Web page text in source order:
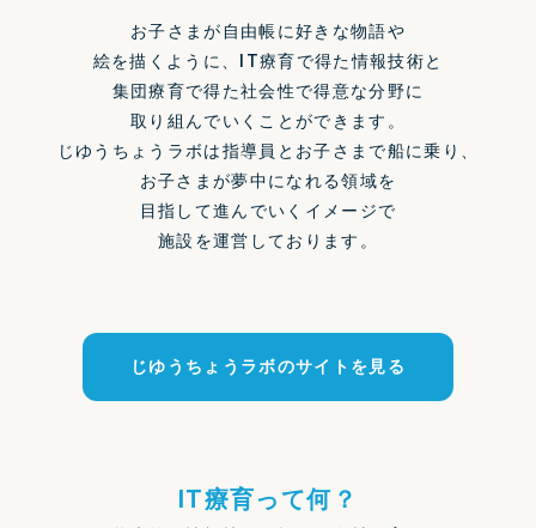
お子さまが自由帳に好きな物語や
絵を描くように、IT療育で得た情報技術と
集団療育で得た社会性で得意な分野に
取り組んでいくことができます。
じゆうちょうラボは指導員とお子さまで船に乗り、
お子さまが夢中になれる領域を
目指して進んでいくイメージで
施設を運営しております。
じゆうちょうラボのサイトを見る
IT療育って何？